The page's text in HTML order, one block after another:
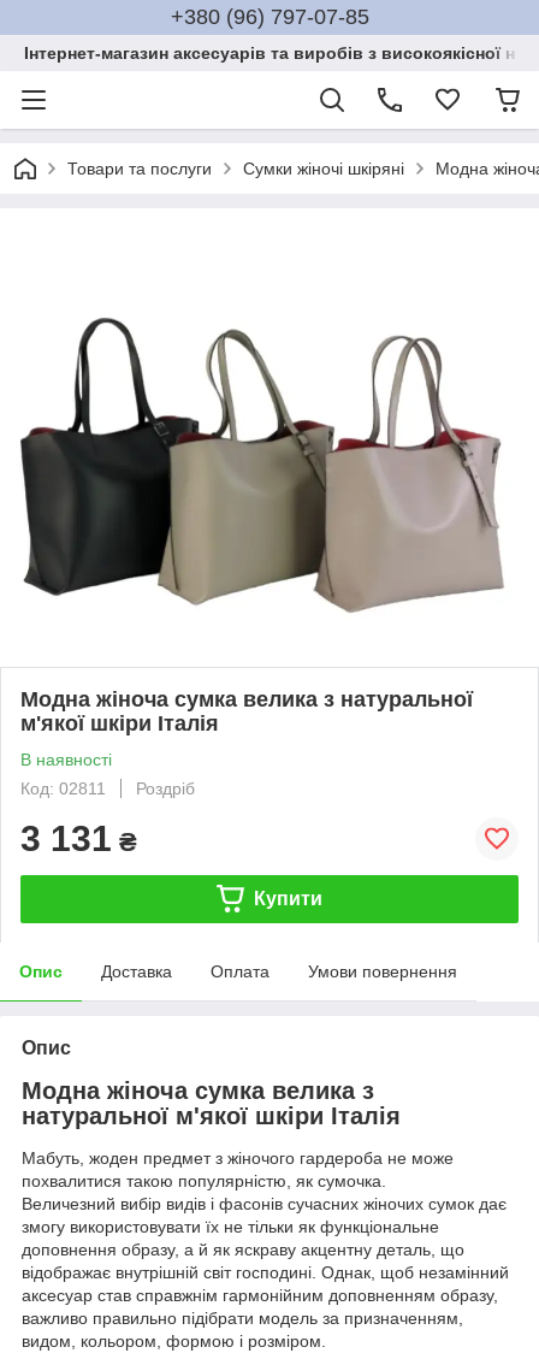
+380 (96) 797-07-85
Інтернет-магазин аксесуарів та виробів з високоякісної
Товари та послуги Сумки жіночі шкіряні Модна
Модна жіноча сумка велика з натуральної
м'якої шкіри Італія
В наявності
Код: 02811
Роздріб
3 131 ₴
Купити
Опис Доставка Оплата Умови повернення
Опис
Модна жіноча сумка велика з
натуральної м'якої шкіри Італія
Мабуть, жоден предмет з жіночого гардероба не може
похвалитися такою популярністю, як сумочка.
Величезний вибір видів і фасонів сучасних жіночих сумок дає
змогу використовувати їх не тільки як функціональне
доповнення образу, а й як яскраву акцентну деталь, що
відображає внутрішній світ господині. Однак, щоб незамінний
аксесуар став справжнім гармонійним доповненням образу,
важливо правильно підібрати модель за призначенням,
видом, кольором, формою і розміром.